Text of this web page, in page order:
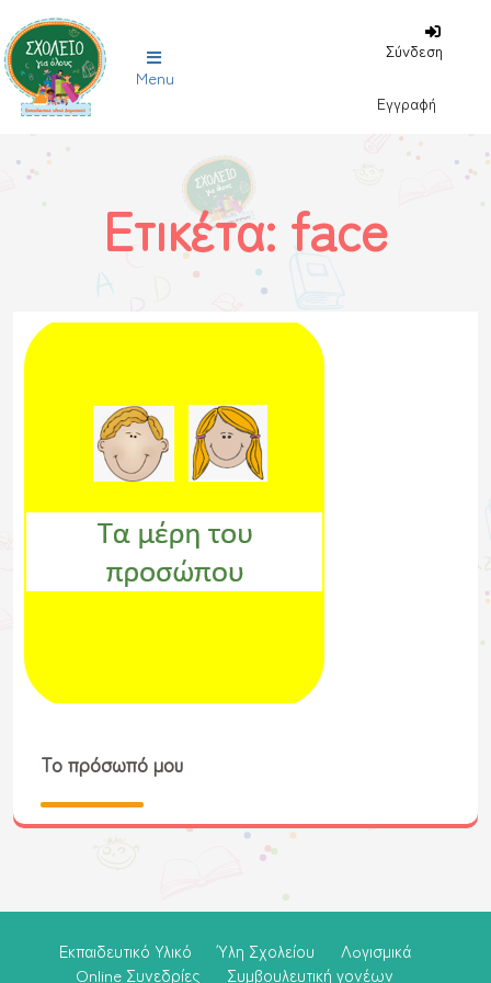
Menu
Σύνδεση
Εγγραφή
Ετικέτα: face
Το πρόσωπό μου
Εκπαιδευτικό Υλικό Ύλη Σχολείου
Λoγισμικά
Online Συνεδρίες
Συμβουλευτική γονέων